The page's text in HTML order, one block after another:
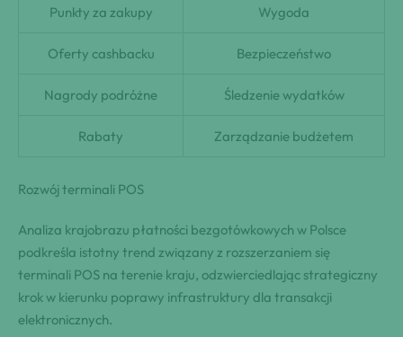
Punkty za zakupy Wygoda
Oferty cashbacku Bezpieczeństwo
Nagrody podróżne Śledzenie wydatków
Rabaty Zarządzanie budżetem
Rozwój terminali POS
Analiza krajobrazu płatności bezgotówkowych w Polsce
podkreśla istotny trend związany z rozszerzaniem się
terminali POS na terenie kraju, odzwierciedlając strategiczny
krok w kierunku poprawy infrastruktury dla transakcji
elektronicznych.